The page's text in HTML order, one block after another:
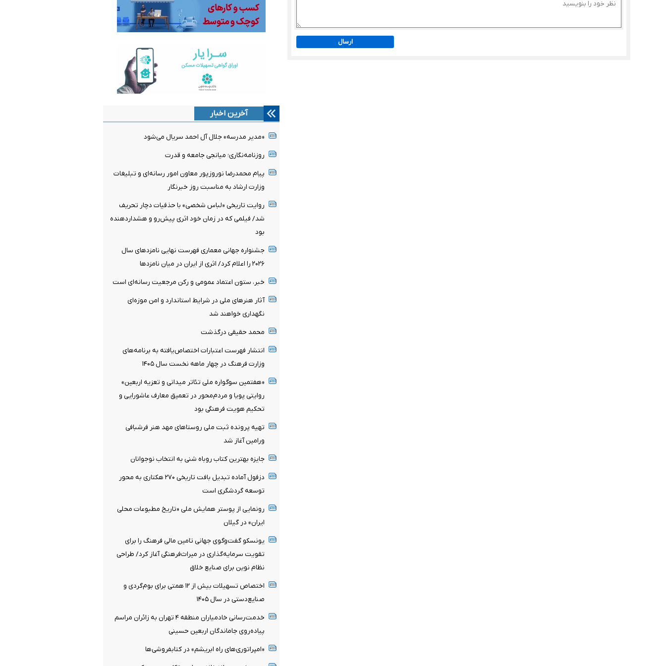
ارسال
آخرین اخبار
«مدیر مدرسه» جلال آل احمد سریال می‌شود
روزنامه‌نگاری؛ میانجی جامعه و قدرت
پیام محمدرضا نوروزپور معاون امور رسانه‌ای و تبلیغات
وزارت ارشاد به مناسبت روز خبرنگار
روایت تاریخی «لباس شخصی» با حذفیات دچار تحریف
شد/ فیلمی که در زمان خود اثری پیش‌رو و هشداردهنده
بود
جشنواره جهانی معماری فهرست نهایی نامزدهای سال
۲۰۲۶ را اعلام کرد/ اثری از ایران در میان نامزدها
خبر، ستون اعتماد عمومی و رکن مرجعیت رسانه‌ای است
آثار هنرهای ملی در شرایط استاندارد و امن موزه‌ای
نگهداری خواهند شد
محمد حقیقی درگذشت
انتشار فهرست اعتبارات اختصاص‌یافته به برنامه‌های
وزارت فرهنگ در چهار ماهه نخست سال ۱۴۰۵
«هفتمین سوگواره ملی تئاتر میدانی و تعزیه اربعین»
روایتی پویا و مردم‌محور در تعمیق معارف عاشورایی و
تحکیم هویت فرهنگی بود
تهیه پرونده ثبت ملی روستاهای مهد هنر فرشبافی
ورامین آغاز شد
جایزه بهترین کتاب روباه شنی به انتخاب نوجوانان
دزفول آماده تبدیل بافت تاریخی ۲۷۰ هکتاری به محور
توسعه گردشگری است
رونمایی از پوستر همایش ملی «تاریخ مطبوعات محلی
ایران» در گیلان
یونسکو گفت‌وگوی جهانی تامین مالی فرهنگ را برای
تقویت سرمایه‌گذاری در میراث‌فرهنگی آغاز کرد/ طراحی
نظام نوین برای صنایع خلاق
اختصاص تسهیلات بیش از ۱۲ همتی برای بوم‌گردی و
صنایع‌دستی در سال ۱۴۰۵
خدمت‌رسانی خادمیاران منطقه ۴ تهران به زائران مراسم
پیاده‌روی جاماندگان اربعین حسینی
«امپراتوری‌های راه ابریشم» در کتابفروشی‌ها